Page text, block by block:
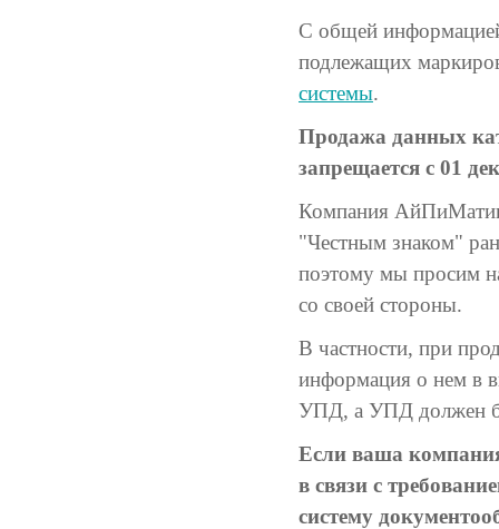
С общей
подлежащих
системы.
Продажа данных
запрещается с 01
Компания
"Честным знаком"
поэтому мы просим
со своей стороны.
В частности, при
информация о нем в
УПД, а УПД должен
Если ваша
в связи с
систему